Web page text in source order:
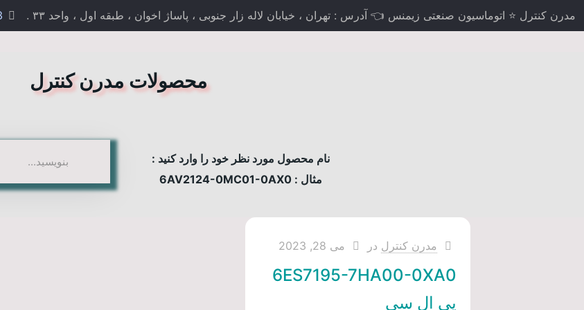
مدرن کنترل ⭐ اتوماسیون صنعتی زیمنس 👈 آدرس : تهران ، خیابان لاله زار جنوبی ، پاساژ اخوان ، طبقه اول ، واحد ۳۳ .
محصولات مدرن کنترل
نام محصول مورد نظر خود را وارد کنید :
مثال : 6AV2124-0MC01-0AX0
مدرن کنترل در می 28, 2023
6ES7195-7HA00-0XA0
پی ال سی